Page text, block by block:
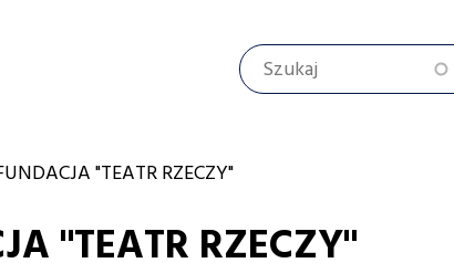
Szukaj
"TEATR RZECZY"
"TEATR RZECZY"